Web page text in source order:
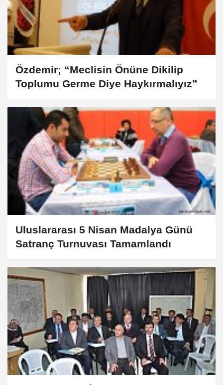
Özdemir; “Meclisin Önüne Dikilip
Toplumu Germe Diye Haykırmalıyız”
Uluslararası 5 Nisan Madalya Günü
Satranç Turnuvası Tamamlandı